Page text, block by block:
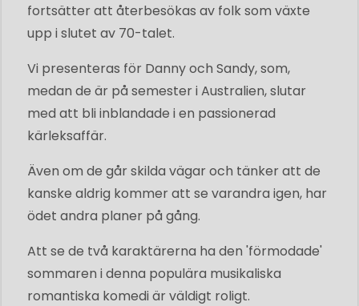
fortsätter att återbesökas av folk som växte
upp i slutet av 70-talet.
Vi presenteras för Danny och Sandy, som,
medan de är på semester i Australien, slutar
med att bli inblandade i en passionerad
kärleksaffär.
Även om de går skilda vägar och tänker att de
kanske aldrig kommer att se varandra igen, har
ödet andra planer på gång.
Att se de två karaktärerna ha den 'förmodade'
sommaren i denna populära musikaliska
romantiska komedi är väldigt roligt.